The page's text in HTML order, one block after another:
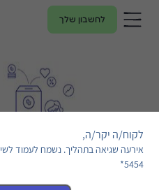
לחשבון שלך
לקוח/ה יקר/ה,
אירעה שגיאה בתהליך. נשמח לעמוד
5454*